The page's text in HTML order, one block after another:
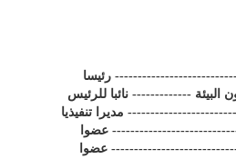
----------------------------- رئيسا
البيئة ------------- نائبا للرئيس
مديرا تنفيذيا
عضوا
عضوا